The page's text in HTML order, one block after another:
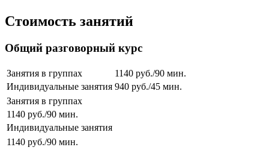
Стоимость занятий
Общий разговорный курс
Занятия в группах
1140 руб./90 мин.
Индивидуальные занятия 940 руб./45 мин.
Занятия в группах
1140 руб./90 мин.
Индивидуальные занятия
1140 руб./90 мин.